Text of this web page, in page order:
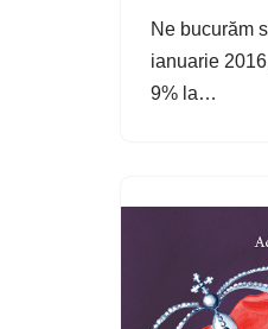
Ne bucurăm
ianuarie
9% la…